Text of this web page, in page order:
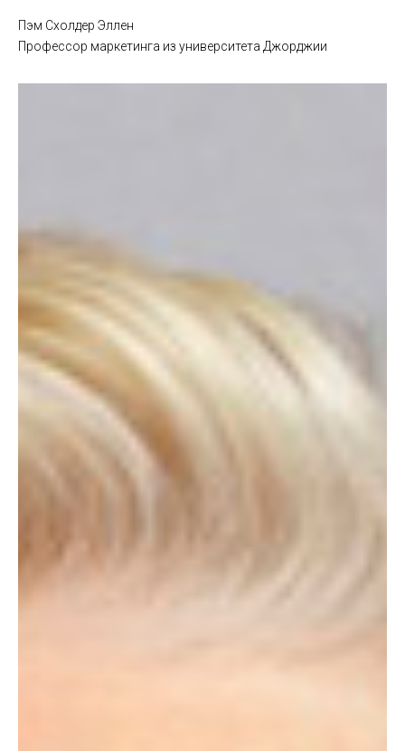
Пэм Схолдер Эллен
Профессор маркетинга из университета Джорджии